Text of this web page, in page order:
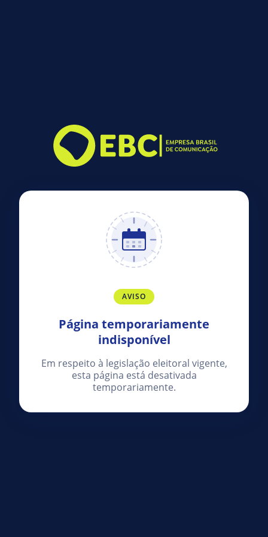
AVISO
Página temporariamente
indisponível
Em respeito à legislação eleitoral vigente,
esta página está desativada
temporariamente.